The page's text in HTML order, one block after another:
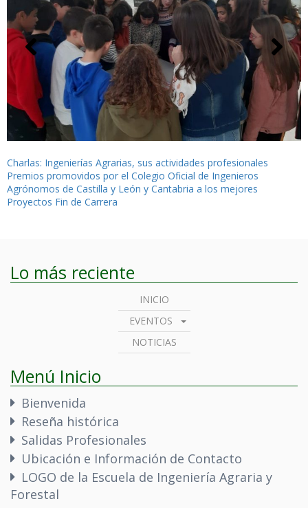
Navegación
de
entradas
Charlas: Ingenierías Agrarias, sus actividades profesionales
Premios promovidos por el Colegio Oficial de Ingenieros
Agrónomos de Castilla y León y Cantabria a los mejores
Proyectos Fin de Carrera
Lo más reciente
INICIO
EVENTOS
NOTICIAS
Menú Inicio
Bienvenida
Reseña histórica
Salidas Profesionales
Ubicación e Información de Contacto
LOGO de la Escuela de Ingeniería Agraria y
Forestal